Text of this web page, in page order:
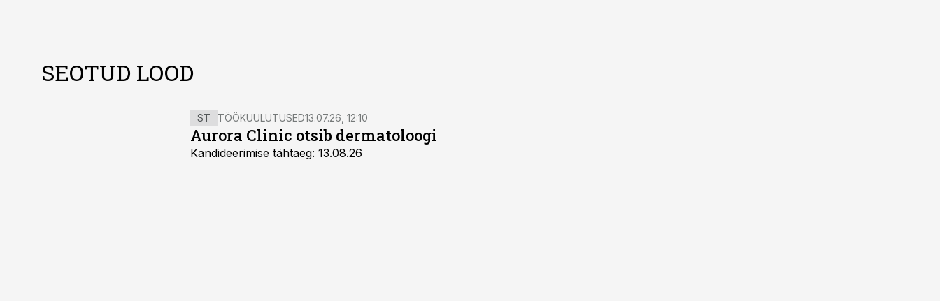
SEOTUD LOOD
ST TÖÖKUULUTUSED13.07.26, 12:10
Aurora Clinic otsib dermatoloogi
Kandideerimise tähtaeg: 13.08.26